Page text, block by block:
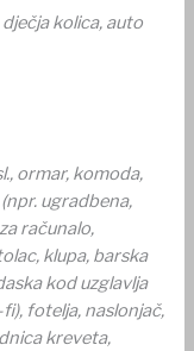
kolica, auto
ormar, komoda,
ugradbena,
računalo,
klupa, barska
kod uzglavlja
fotelja, naslonjač,
kreveta,